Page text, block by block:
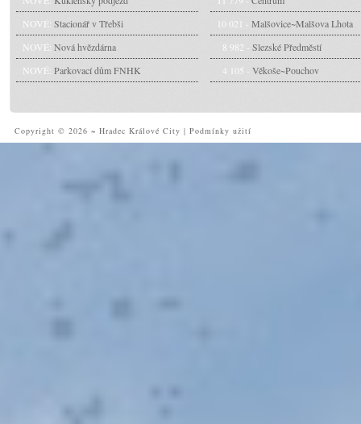
NOVÉ: Stacionář v Třebši
NOVÉ: Nová hvězdárna
NOVÉ: Parkovací dům FNHK
10 021 - Malšovice~Malšova Lhota
8 982 - Slezské Předměstí
4 105 - Věkoše~Pouchov
Copyright © 2026 ~ Hradec Králové City | Podmínky užití